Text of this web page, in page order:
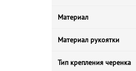
Материал
Материал рукоятки
Тип крепления черенка